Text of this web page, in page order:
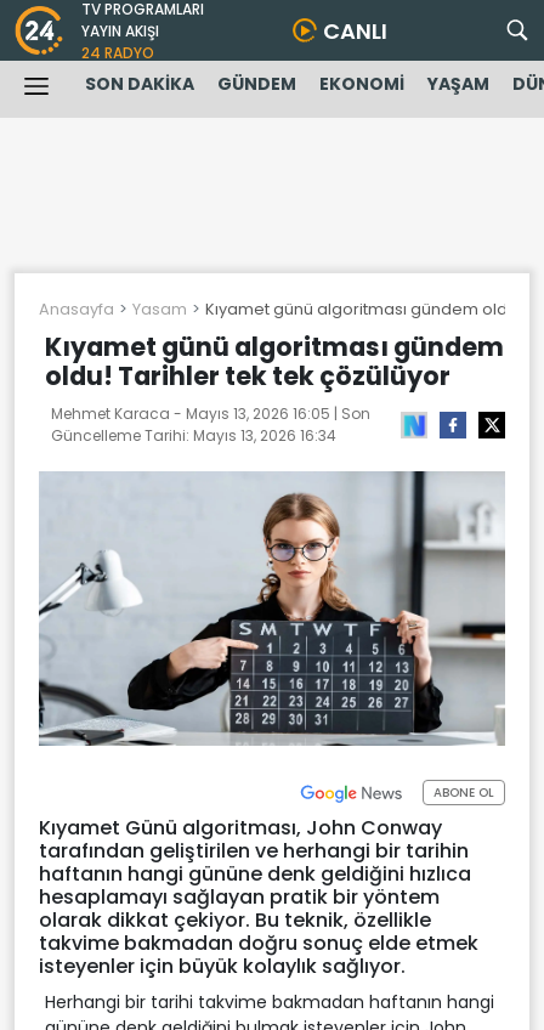
TV PROGRAMLARI
YAYIN AKIŞI
24 RADYO
CANLI
SON DAKİKA GÜNDEM EKONOMİ YAŞAM
Anasayfa Yasam Kıyamet günü algoritması gündem oldu!
Kıyamet günü algoritması gündem
oldu! Tarihler tek tek çözülüyor
Mehmet Karaca - Mayıs 13, 2026 16:05 | Son
Güncelleme Tarihi: Mayıs 13, 2026 16:34
ABONE OL
Kıyamet Günü algoritması, John Conway
tarafından geliştirilen ve herhangi bir tarihin
haftanın hangi gününe denk geldiğini hızlıca
hesaplamayı sağlayan pratik bir yöntem
olarak dikkat çekiyor. Bu teknik, özellikle
takvime bakmadan doğru sonuç elde etmek
isteyenler için büyük kolaylık sağlıyor.
Herhangi bir tarihi takvime bakmadan haftanın hangi